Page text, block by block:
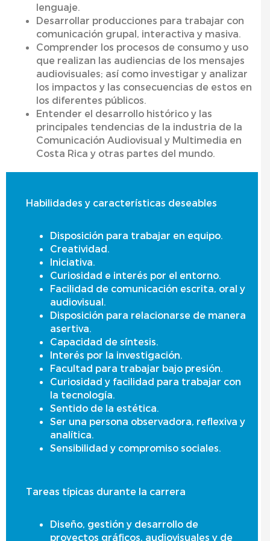
lenguaje.
Desarrollar producciones para trabajar con
comunicación grupal, interactiva y masiva.
Comprender los procesos de consumo y uso
que realizan las audiencias de los mensajes
audiovisuales; así como investigar y analizar
los impactos y las consecuencias de estos en
los diferentes públicos.
Entender el desarrollo histórico y las
principales tendencias de la industria de la
Comunicación Audiovisual y Multimedia en
Costa Rica y otras partes del mundo.
Habilidades y características deseables
Disposición para trabajar en equipo.
Creatividad.
Iniciativa.
Curiosidad e interés por el entorno.
Facilidad de comunicación escrita, oral y
audiovisual.
Disposición para relacionarse de manera
asertiva.
Capacidad de síntesis.
Interés por la investigación.
Facultad para trabajar bajo presión.
Curiosidad y facilidad para trabajar con
la tecnología.
Sentido de la estética.
Ser una persona observadora, reflexiva y
analítica.
Sensibilidad y compromiso sociales.
Tareas típicas durante la carrera
Diseño, gestión y desarrollo de
proyectos gráficos, audiovisuales y de